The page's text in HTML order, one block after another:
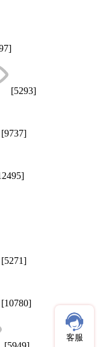
[5293]
[9737]
[5271]
[10780]
客服